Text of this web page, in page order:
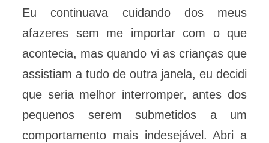
Eu continuava cuidando dos meus
afazeres sem me importar com o que
acontecia, mas quando vi as crianças que
assistiam a tudo de outra janela, eu decidi
que seria melhor interromper, antes dos
pequenos serem submetidos a um
comportamento mais indesejável. Abri a